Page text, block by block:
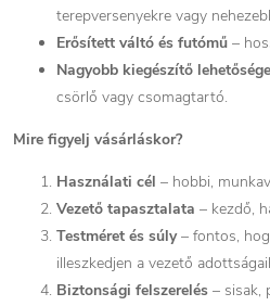
terepversenyekre vagy
Erősített váltó és futómű –
Nagyobb kiegészítő
csörlő vagy csomagtartó.
Mire figyelj vásárláskor?
Használati cél – hobbi,
Vezető tapasztalata – kezdő,
Testméret és súly– fontos,
illeszkedjen a vezető
Biztonsági felszerelés – sisak,